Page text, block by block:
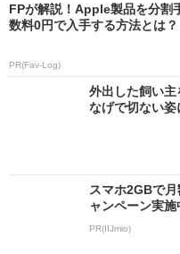
FPが解説！Apple製品を分割
数料0円で入手する方法とは？
PR(Fav-Log)
外出した飼い
なげで切ない
スマホ2GBで
ャンペーン実施
PR(IIJmio)